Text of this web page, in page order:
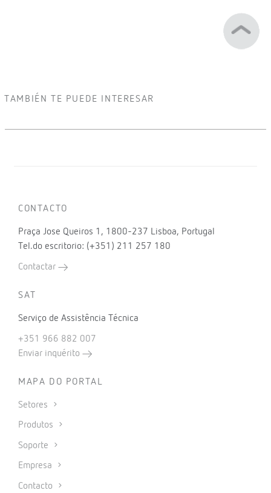
TAMBIÉN TE PUEDE INTERESAR
CONTACTO
Praça Jose Queiros 1, 1800-237 Lisboa, Portugal
Tel.do escritorio: (+351) 211 257 180
Contactar
SAT
Serviço de Assistência Técnica
+351 966 882 007
Enviar inquérito
MAPA DO PORTAL
Setores
Produtos
Soporte
Empresa
Contacto